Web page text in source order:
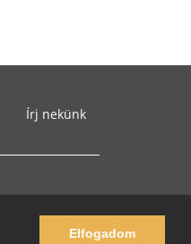
Elfogadom
Írj nekünk